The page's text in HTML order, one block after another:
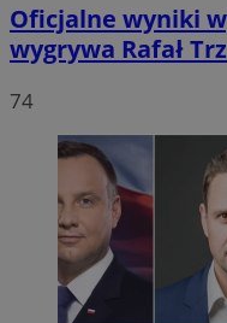
Oficjalne wyniki
wygrywa Rafał
74